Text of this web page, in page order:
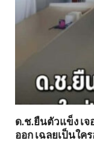
ด.ช.ยืนตัวแข็ง เ
ออก เฉลยเป็นใค